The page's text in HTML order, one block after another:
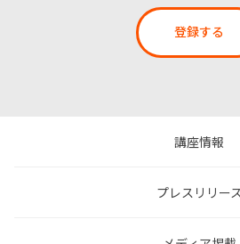
登録する
講座情報
プレスリリー